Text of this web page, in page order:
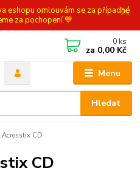
eshopu omlouvám se za případné
za pochopení 💙
Menu
Hledat
0 ks
za 0,00 Kč
CD
CD